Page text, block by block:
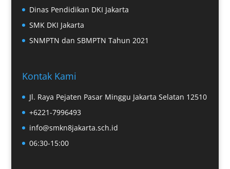
Dinas Pendidikan DKI Jakarta
SMK DKI Jakarta
SNMPTN dan SBMPTN Tahun 2021
Kontak Kami
Jl. Raya Pejaten Pasar Minggu Jakarta Selatan 12510
+6221-7996493
info@smkn8jakarta.sch.id
06:30-15:00